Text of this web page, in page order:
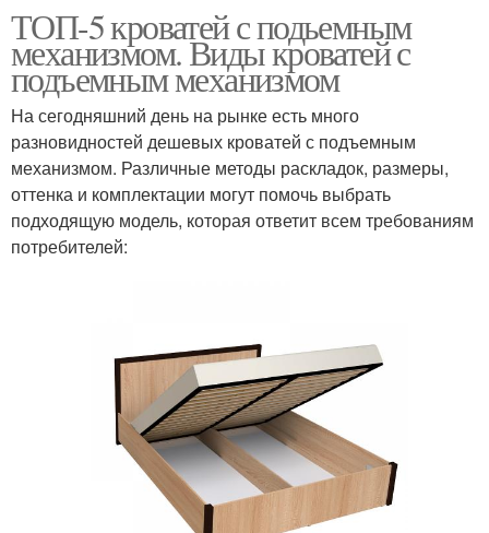
ТОП-5 кроватей с подьемным
механизмом. Виды кроватей с
подъемным механизмом
На сегодняшний день на рынке есть много
разновидностей дешевых кроватей с подъемным
механизмом. Различные методы раскладок, размеры,
оттенка и комплектации могут помочь выбрать
подходящую модель, которая ответит всем требованиям
потребителей: